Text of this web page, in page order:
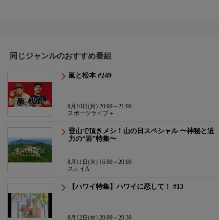
同じジャンルのおすすめ番組
嵐と松本 #249
8月10日(月) 20:00～21:00
スポーツライブ＋
登山で頂きメシ！山の日スペシャル 〜神秘と迫
力の“岩”特集〜
8月11日(火) 16:00～20:00
スカイA
【ハワイ特集】ハワイに恋して！ #13
8月12日(水) 20:00～20:30